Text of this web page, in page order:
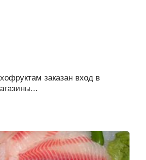
заказан вход в